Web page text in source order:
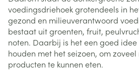
voedingsdriehoek grotendeels in
gezond en milieuverantwoord
bestaat uit groenten, fruit,
noten. Daarbij is het een goed
houden met het seizoen, om
producten te kunnen eten.